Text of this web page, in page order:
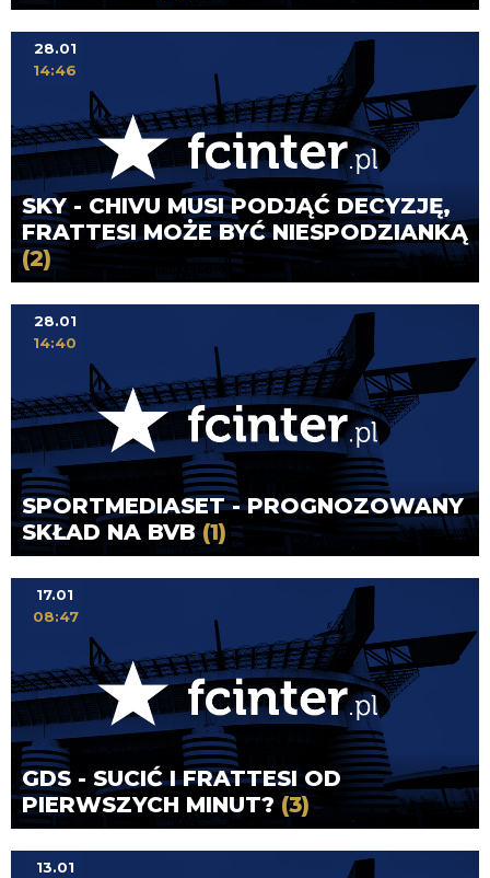
SKY - CHIVU MUSI PODJĄĆ DECYZJĘ,
FRATTESI MOŻE BYĆ NIESPODZIANKĄ
(2)
28.01
14:46
SPORTMEDIASET - PROGNOZOWANY
SKŁAD NA BVB(1)
28.01
14:40
GDS - SUCIĆ I FRATTESI OD
PIERWSZYCH MINUT?(3)
17.01
08:47
13.01